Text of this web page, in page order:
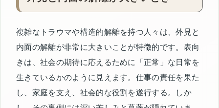
複雑なトラウマや構造的解離を持つ人々は、外見と
内面の解離が非常に大きいことが特徴的です。表向
きは、社会の期待に応えるために「正常」な日常を
生きているかのように見えます。仕事の責任を果た
し、家庭を支え、社会的な役割を遂行する。しか